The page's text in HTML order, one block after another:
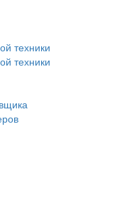
техники
техники